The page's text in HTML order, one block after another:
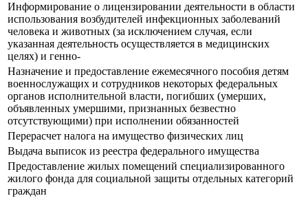
Информирование о лицензировании деятельности в области
использования возбудителей инфекционных заболеваний
человека и животных (за исключением случая, если
указанная деятельность осуществляется в медицинских
целях) и генно-
Назначение и предоставление ежемесячного пособия детям
военнослужащих и сотрудников некоторых федеральных
органов исполнительной власти, погибших (умерших,
объявленных умершими, признанных безвестно
отсутствующими) при исполнении обязанностей
Перерасчет налога на имущество физических лиц
Выдача выписок из реестра федерального имущества
Предоставление жилых помещений специализированного
жилого фонда для социальной защиты отдельных категорий
граждан